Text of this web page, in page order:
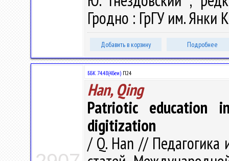
Гродно : ГрГУ им. Янки
Добавить в корзину Подробнее
ББК 74.48(4Беи) П24
Han, Qing
Patriotic education
digitization
/ Q. Han // Педагогика